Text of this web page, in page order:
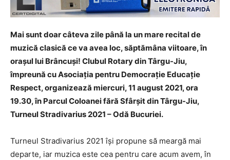
Mai sunt doar câteva zile până la un mare recital de
muzică clasică ce va avea loc, săptămâna viitoare, în
orașul lui Brâncuși! Clubul Rotary din Târgu-Jiu,
împreună cu Asociația pentru Democrație Educație
Respect, organizează miercuri, 11 august 2021, ora
19.30, în Parcul Coloanei fără Sfârșit din Târgu-Jiu,
Turneul Stradivarius 2021 – Odă Bucuriei.
Turneul Stradivarius 2021 își propune să meargă mai
departe, iar muzica este cea pentru care acum avem, în